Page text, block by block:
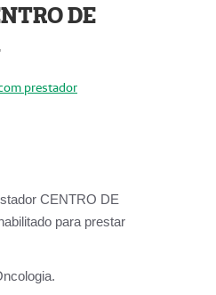
DE
prestador
CENTRO DE
para prestar